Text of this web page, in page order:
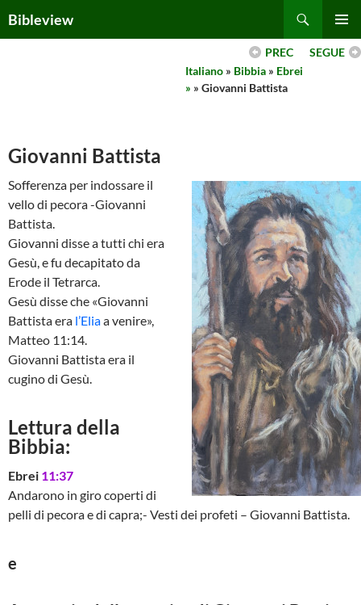
toBibleview
MENU
SEGUE
PREC
Italiano » Bibbia » Ebrei
» » Giovanni Battista
Giovanni Battista
Sofferenza per indossare il
vello di pecora -Giovanni
Battista.
Giovanni disse a tutti chi era
Gesù, e fu decapitato da
Erode il Tetrarca.
Gesù disse che «Giovanni
Battista era l’Eliaa venire»,
Matteo 11:14.
Giovanni Battista era il
cugino di Gesù.
Lettura della
Bibbia:
Ebrei 11:37
Andarono in giro coperti di
pelli di pecora e di capra;- Vesti dei profeti – Giovanni Battista.
e